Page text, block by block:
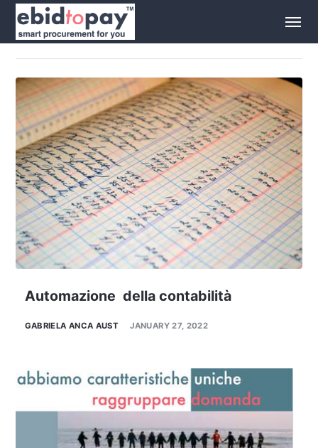
Automazione della contabilità
GABRIELA ANCA AUST JANUARY 27, 2022